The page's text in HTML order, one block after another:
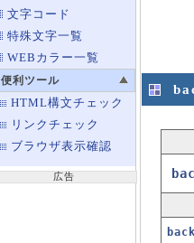
文字コード
特殊文字一覧
WEBカラー一覧
便利ツール
HTML構文チェック
リンクチェック
ブラウザ表示確認
広告